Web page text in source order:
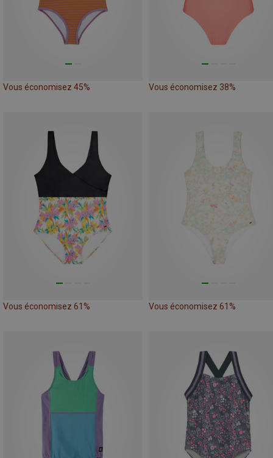
Vous économisez 45% Vous économisez 38%
Vous économisez 61% Vous économisez 61%